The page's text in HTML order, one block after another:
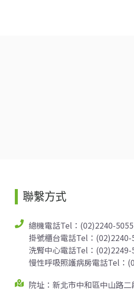
聯繫方式
總機電話Tel：(02)2240-
掛號櫃台電話Tel：
洗腎中心電話Tel：(02)2249-
慢性呼吸照護病房電話Tel：
院址：新北市中和區中山路